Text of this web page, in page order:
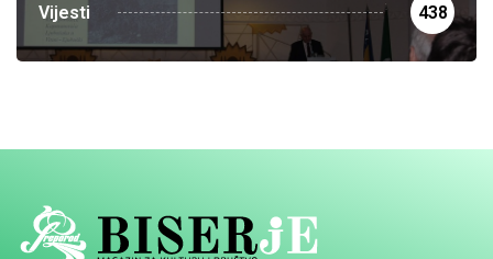
Vijesti 438